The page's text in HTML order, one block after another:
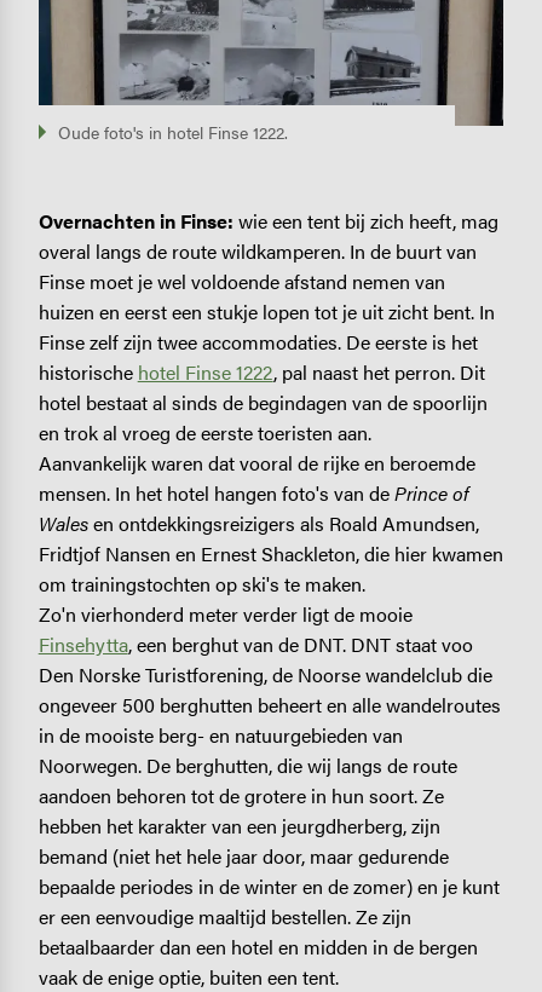
Oude foto's in hotel Finse 1222.
Overnachten in Finse: wie een tent bij zich heeft, mag
overal langs de route wildkamperen. In de buurt van
Finse moet je wel voldoende afstand nemen van
huizen en eerst een stukje lopen tot je uit zicht bent. In
Finse zelf zijn twee accommodaties. De eerste is het
historische hotel Finse 1222, pal naast het perron. Dit
hotel bestaat al sinds de begindagen van de spoorlijn
en trok al vroeg de eerste toeristen aan.
Aanvankelijk waren dat vooral de rijke en beroemde
mensen. In het hotel hangen foto's van dePrince of
Walesen ontdekkingsreizigers als Roald Amundsen,
Fridtjof Nansen en Ernest Shackleton, die hier kwamen
om trainingstochten op ski's te maken.
Zo'n vierhonderd meter verder ligt de mooie
Finsehytta, een berghut van de DNT. DNT staat voo
Den Norske Turistforening, de Noorse wandelclub die
ongeveer 500 berghutten beheert en alle wandelroutes
in de mooiste berg- en natuurgebieden van
Noorwegen. De berghutten, die wij langs de route
aandoen behoren tot de grotere in hun soort. Ze
hebben het karakter van een jeurgdherberg, zijn
bemand (niet het hele jaar door, maar gedurende
bepaalde periodes in de winter en de zomer) en je kunt
er een eenvoudige maaltijd bestellen. Ze zijn
betaalbaarder dan een hotel en midden in de bergen
vaak de enige optie, buiten een tent.